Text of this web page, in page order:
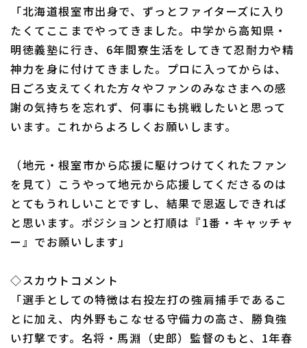
「北海道根室市出身で、ずっとファイターズに入り
たくてここまでやってきました。中学から高知県・
明徳義塾に行き、6年間寮生活をしてきて忍耐力や精
神力を身に付けてきました。プロに入ってからは、
日ごろ支えてくれた方々やファンのみなさまへの感
謝の気持ちを忘れず、何事にも挑戦したいと思って
います。これからよろしくお願いします。
（地元・根室市から応援に駆けつけてくれたファン
を見て）こうやって地元から応援してくださるのは
とてもうれしいことですし、結果で恩返しできれば
と思います。ポジションと打順は『1番・キャッチャ
ー』でお願いします」
◇スカウトコメント
「選手としての特徴は右投左打の強肩捕手であるこ
とに加え、内外野もこなせる守備力の高さ、勝負強
い打撃です。名将・馬淵（史郎）監督のもと、1年春